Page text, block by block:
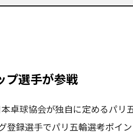
プ選手が参戦
卓球協会が独自に定めるパリ
登録選手でパリ五輪選考ポイ